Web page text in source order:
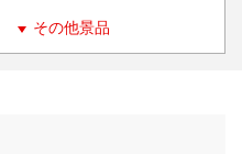
その他景品